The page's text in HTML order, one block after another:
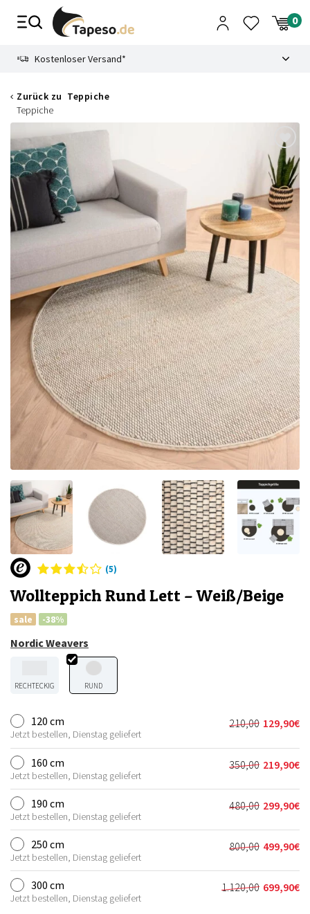
Zusammenbruch
Kostenloser Versand*
Zurück zu Teppiche
Teppiche
(5)
Wollteppich Rund Lett – Weiß/Beige
sale -38%
Nordic Weavers
RECHTECKIG RUND
120 cm
Jetzt bestellen, Dienstag geliefert
210,00
Preis
war:
210,00€
129,90€
Aktueller
Preis
ist:
129,90€.
160 cm
Jetzt bestellen, Dienstag geliefert
350,00
Preis
war:
350,00€
219,90€
Aktueller
Preis
ist:
219,90€.
190 cm
Jetzt bestellen, Dienstag geliefert
480,00
Preis
war:
480,00€
299,90€
Aktueller
Preis
ist:
299,90€.
250 cm
Jetzt bestellen, Dienstag geliefert
800,00
Preis
war:
800,00€
499,90€
Aktueller
Preis
ist:
499,90€.
300 cm
Jetzt bestellen, Dienstag geliefert
1.120,00 699,90€
Aktueller